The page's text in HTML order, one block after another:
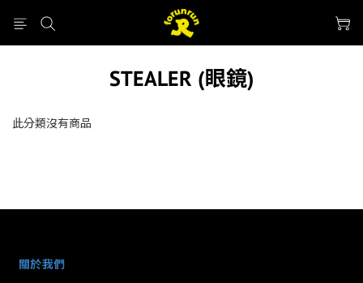
STEALER (眼鏡)
此分類沒有商品
關於我們